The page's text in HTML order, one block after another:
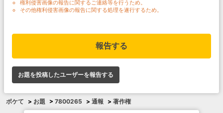
権利侵害画像の報告に関するご連絡等を行うため。
その他権利侵害画像の報告に関する処理を遂行するため。
報告する
お題を投稿したユーザーを報告する
ボケて > お題 > 7800265 > 通報 > 著作権